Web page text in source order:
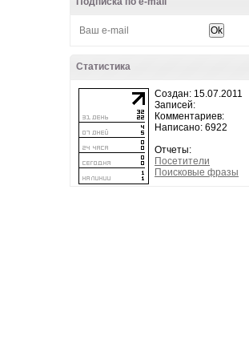
Статистика
Создан: 15.07.2011
Записей:
Комментариев:
Написано: 6922
Отчеты:
Посетители
Поисковые фразы